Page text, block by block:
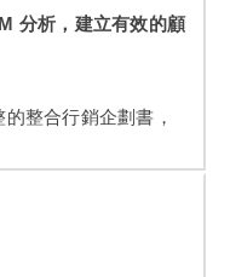
分析，建立有效的顧
整合行銷企劃書，